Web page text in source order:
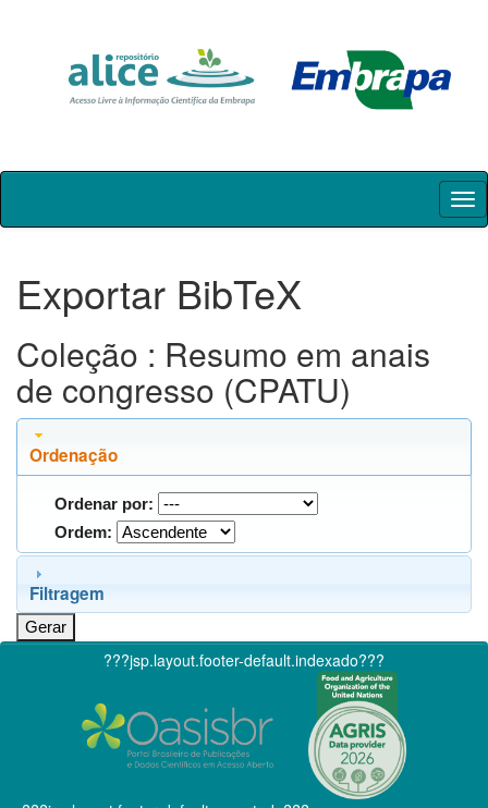
Skip
Exportar BibTeX
Coleção : Resumo em anais
de congresso (CPATU)
Ordenação
Ordenar por:
Ordem:
Filtragem
???jsp.layout.footer-default.indexado???